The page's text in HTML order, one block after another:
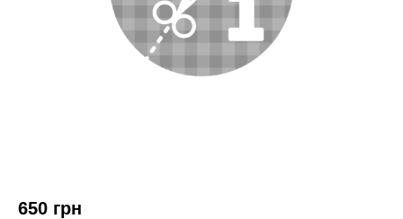
650 грн